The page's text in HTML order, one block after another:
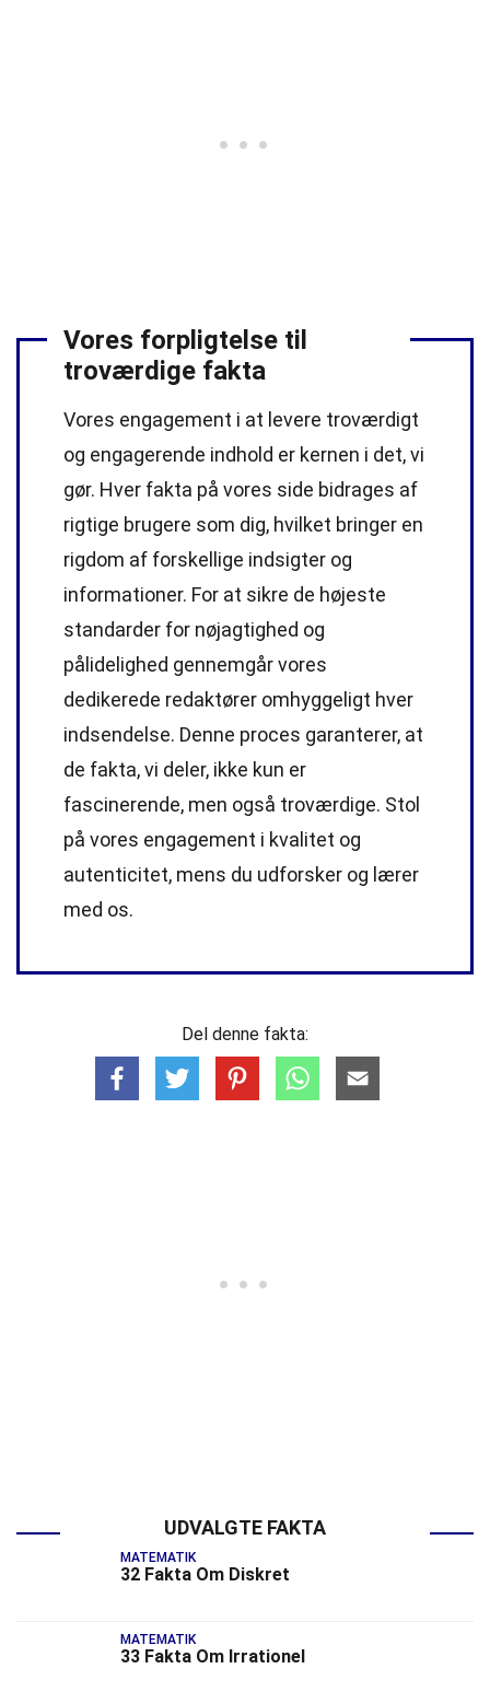
Vores forpligtelse til
troværdige fakta
Vores engagement i at levere troværdigt
og engagerende indhold er kernen i det, vi
gør. Hver fakta på vores side bidrages af
rigtige brugere som dig, hvilket bringer en
rigdom af forskellige indsigter og
informationer. For at sikre de højeste
standarder for nøjagtighed og
pålidelighed gennemgår vores
dedikerede redaktører omhyggeligt hver
indsendelse. Denne proces garanterer, at
de fakta, vi deler, ikke kun er
fascinerende, men også troværdige. Stol
på vores engagement i kvalitet og
autenticitet, mens du udforsker og lærer
med os.
Del denne fakta:
UDVALGTE FAKTA
MATEMATIK
32 Fakta Om Diskret
MATEMATIK
33 Fakta Om Irrationel